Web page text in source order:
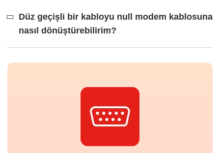
Düz geçişli bir kabloyu null modem kablosuna
nasıl dönüştürebilirim?